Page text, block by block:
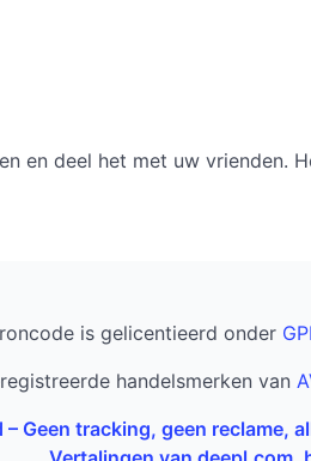
en deel het met uw vrienden.
is gelicentieerd onder
handelsmerken van
– Geen tracking, geen reclame,